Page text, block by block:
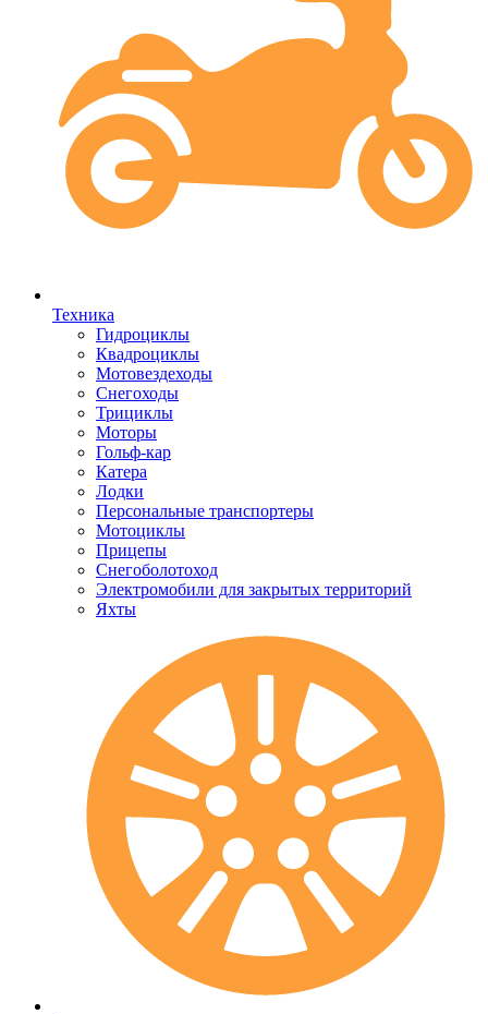
Техника
Гидроциклы
Квадроциклы
Мотовездеходы
Снегоходы
Трициклы
Моторы
Гольф-кар
Катера
Лодки
Персональные транспортеры
Мотоциклы
Прицепы
Снегоболотоход
Электромобили для закрытых территорий
Яхты